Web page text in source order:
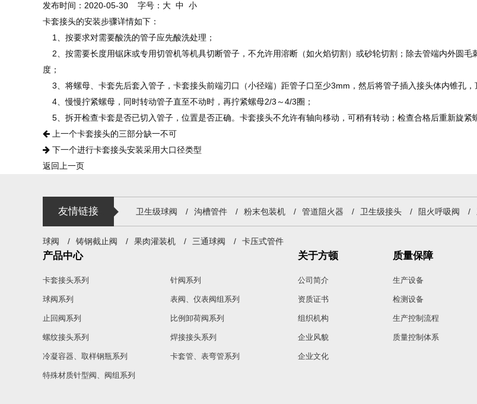
发布时间：2020-05-30 字号： 大 中 小
卡套接头的安装步骤详情如下：
1、按要求对需要酸洗的管子应先酸洗处理；
2、按需要长度用锯床或专用切管机等机具切断管子，不允许用溶断（如火焰切割）或砂轮切割；除去管端内外圆
度；
3、将螺母、卡套先后套入管子，卡套接头前端刃口（小径端）距管子口至少3mm，然后将管子插入接头体内锥孔，
4、慢慢拧紧螺母，同时转动管子直至不动时，再拧紧螺母2/3～4/3圈；
5、拆开检查卡套是否已切入管子，位置是否正确。卡套接头不允许有轴向移动，可稍有转动；检查合格后重新旋紧
上一个卡套接头的三部分缺一不可
下一个进行卡套接头安装采用大口径类型
返回上一页
友情链接 卫生级球阀 / 沟槽管件 / 粉末包装机 / 管道阻火器 / 卫生级接头 / 阻火呼吸阀 /
球阀 / 铸钢截止阀 / 果肉灌装机 / 三通球阀 / 卡压式管件
产品中心
卡套接头系列 针阀系列
球阀系列 表阀、仪表阀组系列
止回阀系列 比例卸荷阀系列
螺纹接头系列 焊接接头系列
冷凝容器、取样钢瓶系列 卡套管、表弯管系列
特殊材质针型阀、阀组系列
关于方顿
公司简介
资质证书
组织机构
企业风貌
企业文化
质量保障
生产设备
检测设备
生产控制流程
质量控制体系